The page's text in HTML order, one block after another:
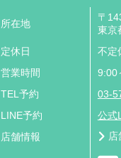
所在地
〒
東京
定休日
不定
営業時間
9:00
TEL予約
03-
LINE予約
公式
店舗情報
店